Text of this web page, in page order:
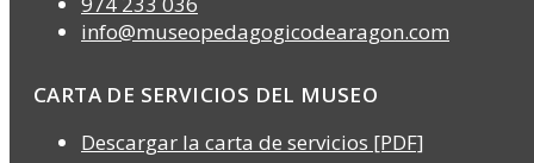
info@museopedagogicodearagon.com
CARTA DE SERVICIOS DEL MUSEO
Descargar la carta de servicios [PDF]